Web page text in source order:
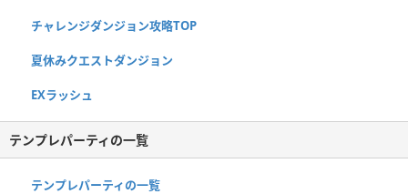
チャレンジダンジョン攻略TOP
夏休みクエストダンジョン
EXラッシュ
テンプレパーティの一覧
テンプレパーティの一覧